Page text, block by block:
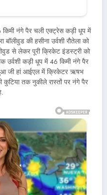
किमी नंगे पैर चली एक्ट्रेस कड़ी धूप में
की हसीना उर्वशी रौतेला को
से लेकर पूरी क्रिकेट इंडस्ट्री को
उर्वशी कड़ी धूप में 46 किमी नंगे पैर
जी हां आईएल में क्रिकेटर ऋषभ
कुटिया तक नुकीले रास्तों पर नंगे पैर